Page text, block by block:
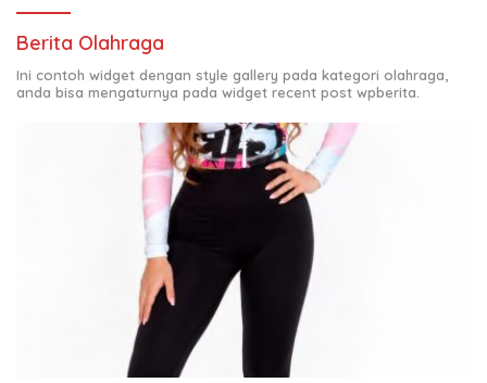
Berita Olahraga
Ini contoh widget dengan style gallery pada kategori olahraga,
anda bisa mengaturnya pada widget recent post wpberita.